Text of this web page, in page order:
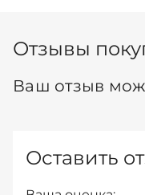
Отзывы
Ваш отзыв
Оставить